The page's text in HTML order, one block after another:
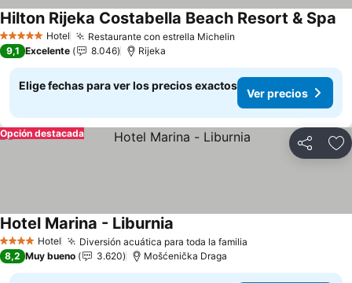
5 Estrellas Hotel Restaurante con estrella Michelin
Hilton Rijeka Costabella Beach Resort & Spa
9,1 Excelente 8.046 Rijeka
Elige fechas para ver los precios exactos
Ver precios
Compartir
Opción destacada
4 EstrellasHotel Diversión acuática para toda la familia
Hotel Marina - Liburnia
8,2 Muy bueno 3.620 Mošćenička Draga